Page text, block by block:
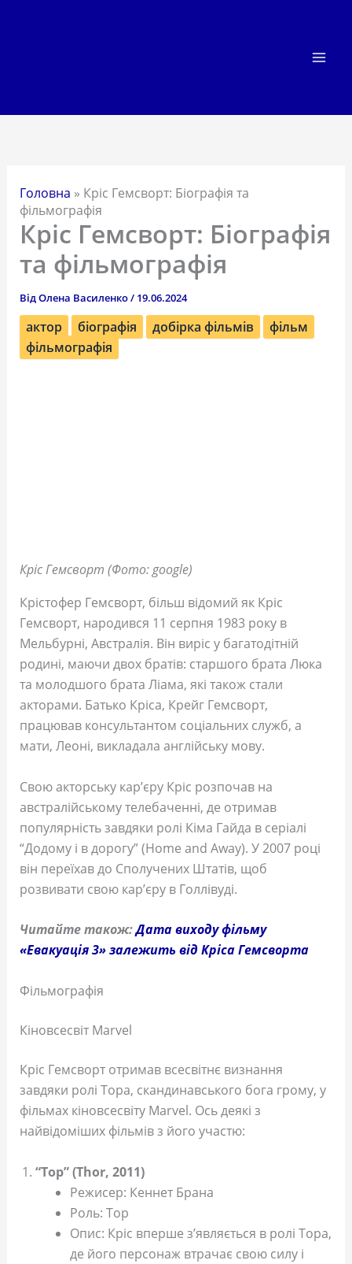
Головна » Кріс Гемсворт: Біографія та
фільмографія
Кріс Гемсворт: Біографія
та фільмографія
ВідОлена Василенко/ 19.06.2024
актор біографія добірка фільмів
фільм
фільмографія
Кріс Гемсворт (Фото: google)
Крістофер Гемсворт, більш відомий як Кріс
Гемсворт, народився 11 серпня 1983 року в
Мельбурні, Австралія. Він виріс у багатодітній
родині, маючи двох братів: старшого брата Люка
та молодшого брата Ліама, які також стали
акторами. Батько Кріса, Крейг Гемсворт,
працював консультантом соціальних служб, а
мати, Леоні, викладала англійську мову.
Свою акторську кар’єру Кріс розпочав на
австралійському телебаченні, де отримав
популярність завдяки ролі Кіма Гайда в серіалі
“Додому і в дорогу” (Home and Away). У 2007 році
він переїхав до Сполучених Штатів, щоб
розвивати свою кар’єру в Голлівуді.
Читайте також:Дата виходу фільму
«Евакуація 3» залежить від Кріса Гемсворта
Фільмографія
Кіновсесвіт Marvel
Кріс Гемсворт отримав всесвітнє визнання
завдяки ролі Тора, скандинавського бога грому, у
фільмах кіновсесвіту Marvel. Ось деякі з
найвідоміших фільмів з його участю:
“Тор” (Thor, 2011)
Режисер: Кеннет Брана
Роль: Тор
Опис: Кріс вперше з’являється в ролі Тора,
де його персонаж втрачає свою силу і